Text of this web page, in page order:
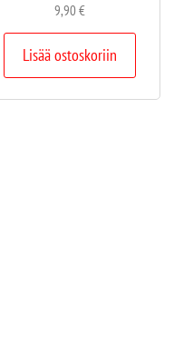
9,90€
Lisää ostoskoriin